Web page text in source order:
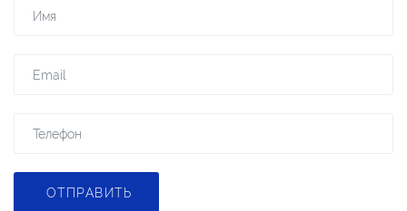
ОТПРАВИТЬ